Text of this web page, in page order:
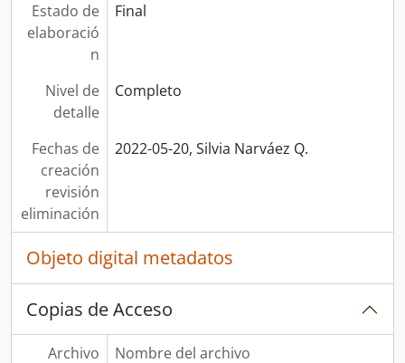
Estado de
elaboració
n
Final
Nivel de
detalle
Completo
Fechas de
creación
revisión
eliminación
2022-05-20, Silvia Narváez Q.
Objeto digital metadatos
Copias de Acceso
Archivo
Nombre del archivo